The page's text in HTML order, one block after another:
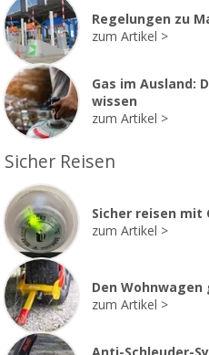
Regelungen zu
zum Artikel
Gas im Ausland:
wissen
zum Artikel
Sicher Reisen
Sicher reisen mit
zum Artikel
Den
zum Artikel